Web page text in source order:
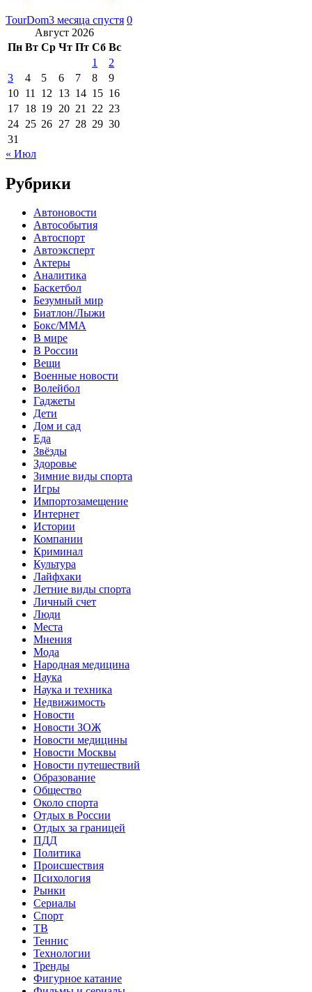
TourDom3 месяца спустя 0
Август 2026
Пн Вт Ср Чт Пт Сб Вс
1
2
3
4 5 6 7 8
9
10 11 12 13 14 15 16
17 18 19 20 21 22 23
24 25 26 27 28 29 30
31
« Июл
Рубрики
Автоновости
Автособытия
Автоспорт
Автоэксперт
Актеры
Аналитика
Баскетбол
Безумный мир
Биатлон/Лыжи
Бокс/MMA
В мире
В России
Вещи
Военные новости
Волейбол
Гаджеты
Дети
Дом и сад
Еда
Звёзды
Здоровье
Зимние виды спорта
Игры
Импортозамещение
Интернет
Истории
Компании
Криминал
Культура
Лайфхаки
Летние виды спорта
Личный счет
Люди
Места
Мнения
Мода
Народная медицина
Наука
Наука и техника
Недвижимость
Новости
Новости ЗОЖ
Новости медицины
Новости Москвы
Новости путешествий
Образование
Общество
Около спорта
Отдых в России
Отдых за границей
ПДД
Политика
Происшествия
Психология
Рынки
Сериалы
Спорт
ТВ
Теннис
Технологии
Тренды
Фигурное катание